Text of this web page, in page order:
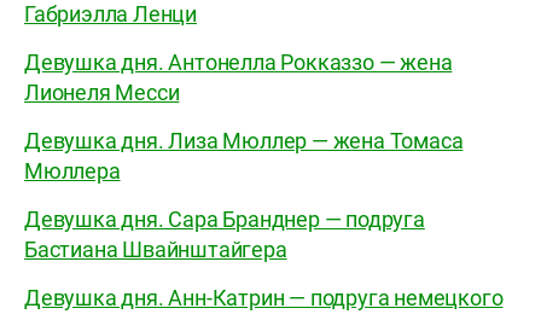
Габриэлла Ленци
Девушка дня. Антонелла Рокказзо — жена
Лионеля Месси
Девушка дня. Лиза Мюллер — жена Томаса
Мюллера
Девушка дня. Сара Бранднер — подруга
Бастиана Швайнштайгера
Девушка дня. Анн-Катрин — подруга немецкого